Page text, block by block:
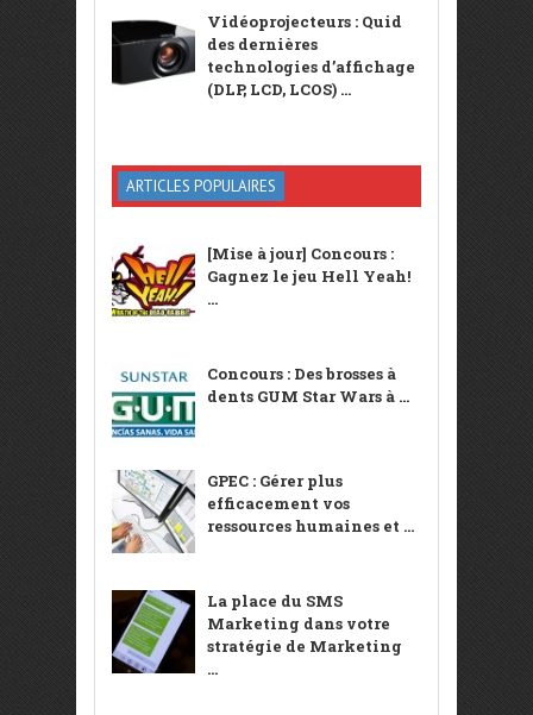
Vidéoprojecteurs : Quid
des dernières
technologies d’affichage
(DLP, LCD, LCOS) ...
ARTICLES POPULAIRES
[Mise à jour] Concours :
Gagnez le jeu Hell Yeah!
...
Concours : Des brosses à
dents GUM Star Wars à ...
GPEC : Gérer plus
efficacement vos
ressources humaines et ...
La place du SMS
Marketing dans votre
stratégie de Marketing
...